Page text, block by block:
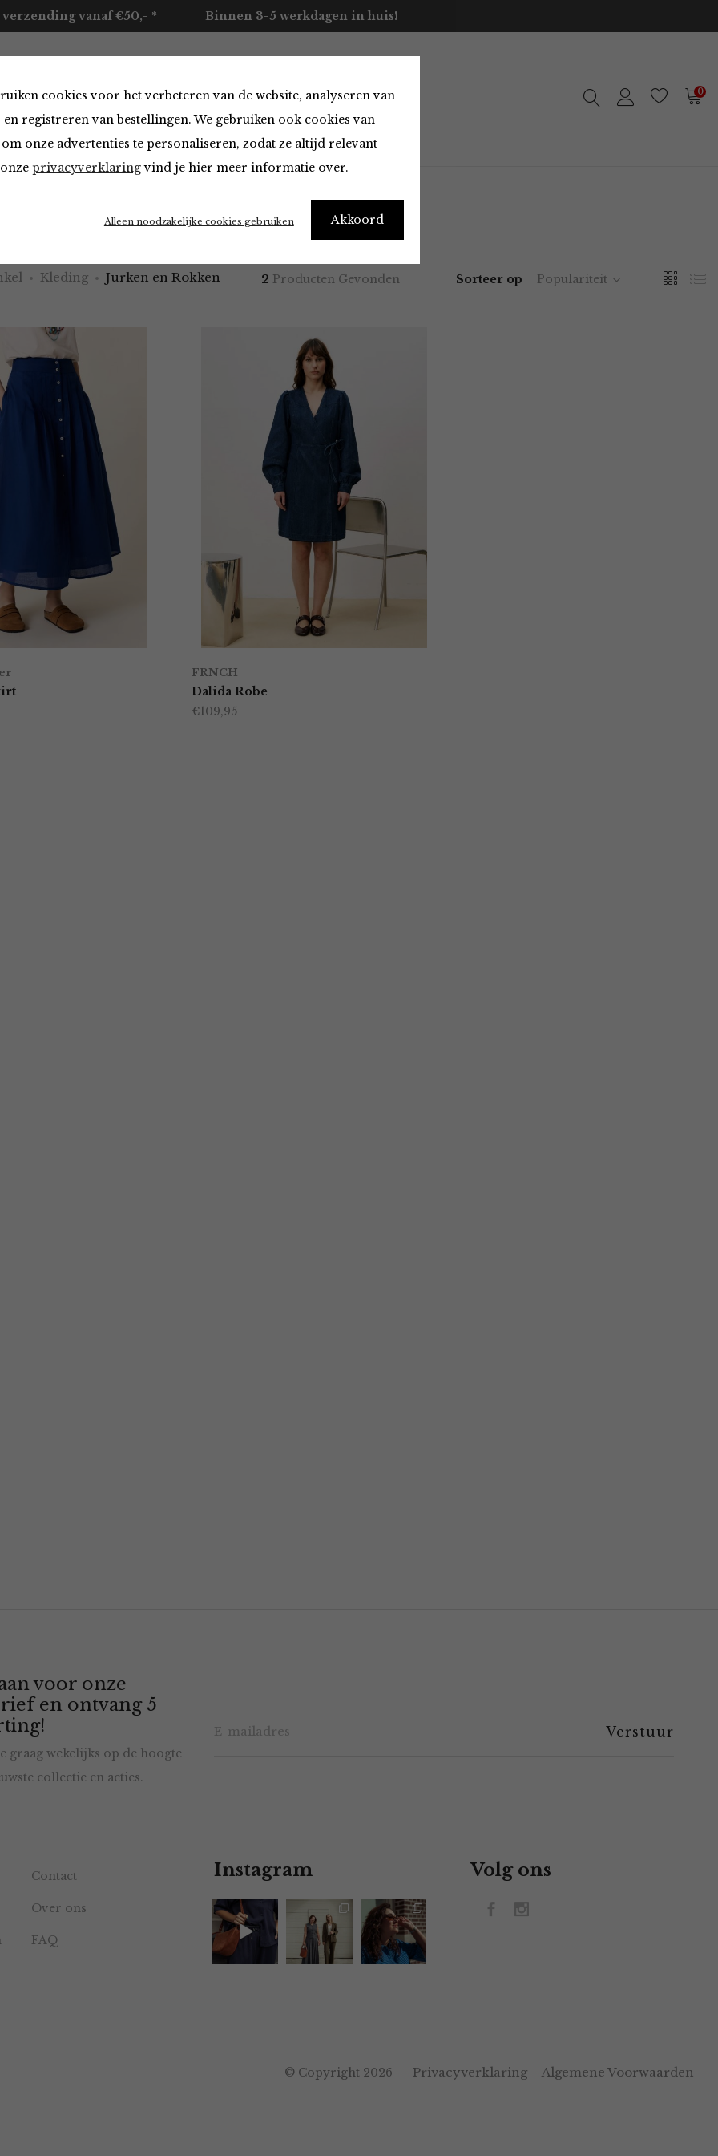
cookies voor het verbeteren van de website, analyseren van
en registreren van bestellingen. We gebruiken ook cookies van
onze advertenties te personaliseren, zodat ze altijd relevant
privacyverklaringvind je hier meer informatie over.
Akkoord
Alleen noodzakelijke cookies gebruiken
verzending vanaf €50,- * Binnen 3-5 werkdagen in huis!
Merken Over ons Contact 0
Rokken
Kleding Jurken en Rokken 2 Producten Gevonden Sorteer op Populariteit
FRNCH
Dalida Robe
€109,95
voor onze
en ontvang 5
graag wekelijks op de hoogte
collectie en acties.
Contact
Over ons
FAQ
Instagram Volg ons
© Copyright 2026 Privacyverklaring Algemene Voorwaarden